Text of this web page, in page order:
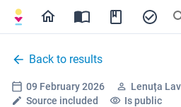
Back to results
09 February 2026
Lenuța
Source included
Is public